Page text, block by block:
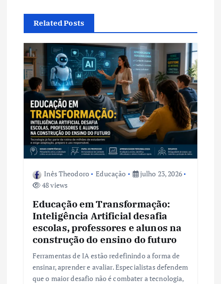
ç
ã
o
d
o
Related Posts
Inês Theodoro Educação
julho 23, 2026
48 views
Educação em Transformação:
Inteligência Artificial desafia
escolas, professores e alunos na
construção do ensino do futuro
Ferramentas de IA estão redefinindo a forma de
ensinar, aprender e avaliar. Especialistas defendem
que o maior desafio não é combater a tecnologia,